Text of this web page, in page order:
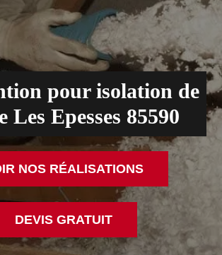
pour isolation de
Les Epesses 85590
NOS RÉALISATIONS
DEVIS GRATUIT